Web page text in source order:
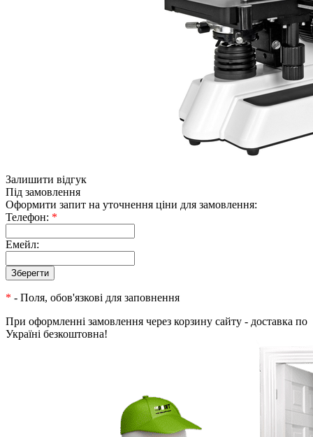
Залишити відгук
Під замовлення
Оформити запит на уточнення ціни для замовлення:
Телефон: *
Емейл:
* - Поля, обов'язкові для заповнення
При оформленні замовлення через корзину сайту - доставка по
Україні безкоштовна!